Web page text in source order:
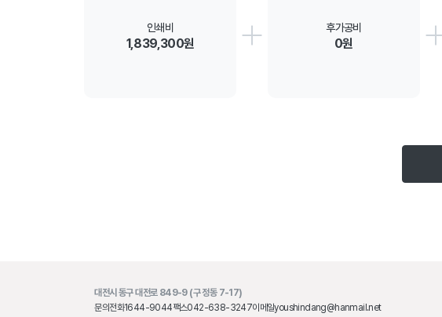
인쇄비
1,839,300원
후가공비
0원
대전시 동구 대전로 849-9 (구 정동 7-17)
문의전화1644-9044팩스042-638-3247이메일youshindang@hanmail.net